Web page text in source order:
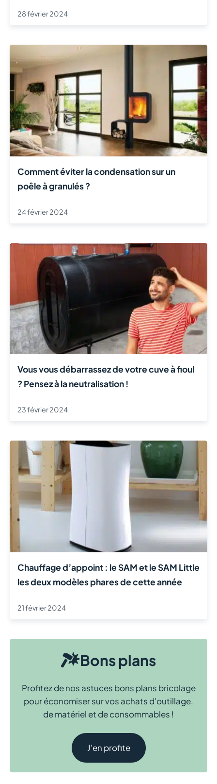
28 février 2024
Comment éviter la condensation sur un
poêle à granulés ?
24 février 2024
Vous vous débarrassez de votre cuve à fioul
? Pensez à la neutralisation !
23 février 2024
Chauffage d’appoint : le SAM et le SAM Little
les deux modèles phares de cette année
21 février 2024
Bons plans
Profitez de nos astuces bons plans bricolage
pour économiser sur vos achats d'outillage,
de matériel et de consommables !
J'en profite